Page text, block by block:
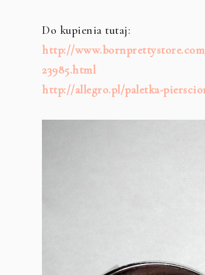
Do kupienia tutaj:
http://
23985.html
http://allegro.pl/paletka-